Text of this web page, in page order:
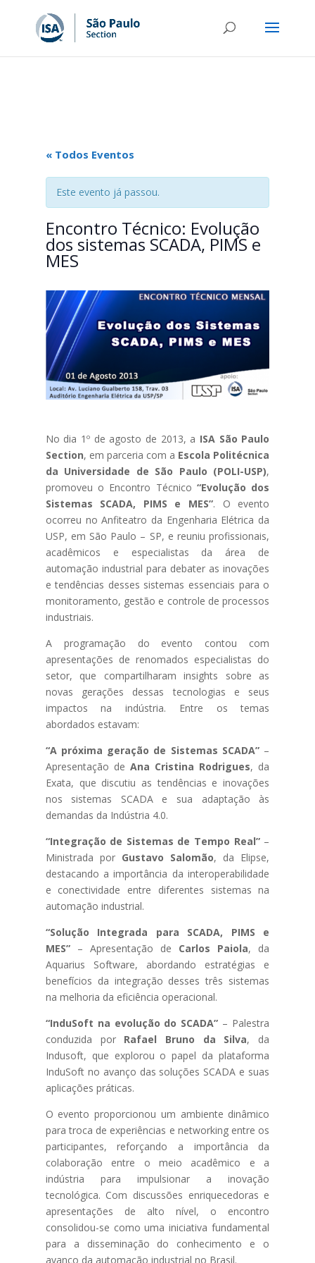
« Todos Eventos
Este evento já passou.
Encontro Técnico: Evolução
dos sistemas SCADA, PIMS e
MES
No dia 1º de agosto de 2013, a ISA São Paulo
Section, em parceria com a Escola Politécnica
da Universidade de São Paulo (POLI-USP),
promoveu o Encontro Técnico “Evolução dos
Sistemas SCADA, PIMS e MES”. O evento
ocorreu no Anfiteatro da Engenharia Elétrica da
USP, em São Paulo – SP, e reuniu profissionais,
acadêmicos e especialistas da área de
automação industrial para debater as inovações
e tendências desses sistemas essenciais para o
monitoramento, gestão e controle de processos
industriais.
A programação do evento contou com
apresentações de renomados especialistas do
setor, que compartilharam insights sobre as
novas gerações dessas tecnologias e seus
impactos na indústria. Entre os temas
abordados estavam:
“A próxima geração de Sistemas SCADA”–
Apresentação de Ana Cristina Rodrigues, da
Exata, que discutiu as tendências e inovações
nos sistemas SCADA e sua adaptação às
demandas da Indústria 4.0.
“Integração de Sistemas de Tempo Real”–
Ministrada por Gustavo Salomão, da Elipse,
destacando a importância da interoperabilidade
e conectividade entre diferentes sistemas na
automação industrial.
“Solução Integrada para SCADA, PIMS e
MES”– Apresentação de Carlos Paiola, da
Aquarius Software, abordando estratégias e
benefícios da integração desses três sistemas
na melhoria da eficiência operacional.
“InduSoft na evolução do SCADA” – Palestra
conduzida por Rafael Bruno da Silva, da
Indusoft, que explorou o papel da plataforma
InduSoft no avanço das soluções SCADA e suas
aplicações práticas.
O evento proporcionou um ambiente dinâmico
para troca de experiências e networking entre os
participantes, reforçando a importância da
colaboração entre o meio acadêmico e a
indústria para impulsionar a inovação
tecnológica. Com discussões enriquecedoras e
apresentações de alto nível, o encontro
consolidou-se como uma iniciativa fundamental
para a disseminação do conhecimento e o
avanço da automação industrial no Brasil.